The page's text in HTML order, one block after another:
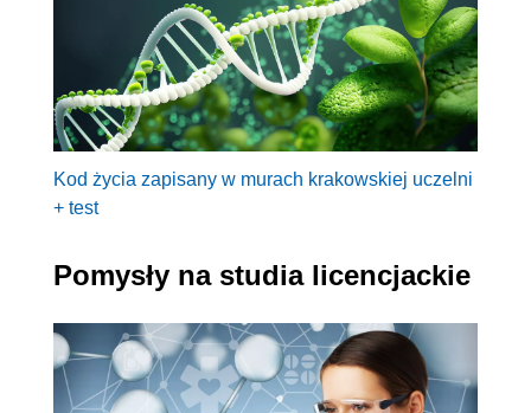
Kod życia zapisany w murach krakowskiej uczelni
+ test
Pomysły na studia licencjackie